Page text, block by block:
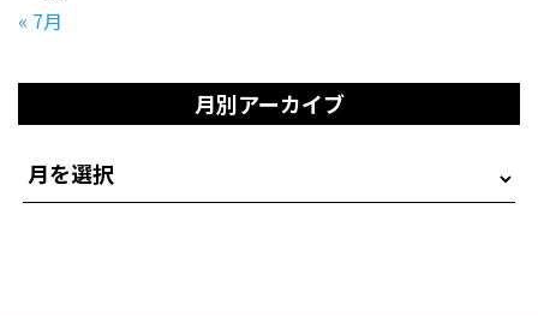
« 7月
月別アーカイブ